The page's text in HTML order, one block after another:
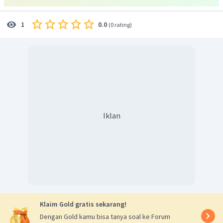
1 0.0 (0 rating)
Iklan
Klaim Gold gratis sekarang!
Dengan Gold kamu bisa tanya soal ke Forum